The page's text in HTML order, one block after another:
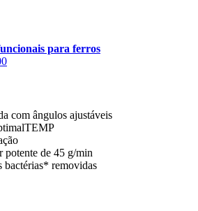
para ferros
com ângulos ajustáveis
potente de 45 g/min
bactérias* removidas